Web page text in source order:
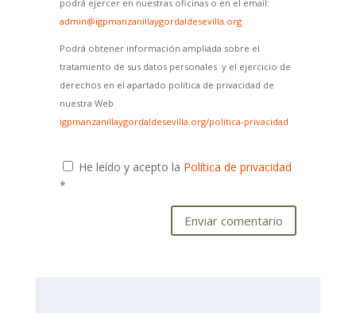
podrá ejercer en nuestras oficinas o en el email:
admin@igpmanzanillaygordaldesevilla.org
Podrá obtener información ampliada sobre el
tratamiento de sus datos personales y el ejercicio de
derechos en el apartado política de privacidad de
nuestra Web
igpmanzanillaygordaldesevilla.org/politica-privacidad
He leído y acepto la Política de privacidad
*
Enviar comentario